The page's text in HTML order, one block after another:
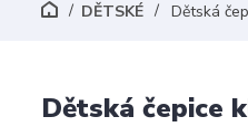
DĚTSKÉ Dětská
Dětská čepice